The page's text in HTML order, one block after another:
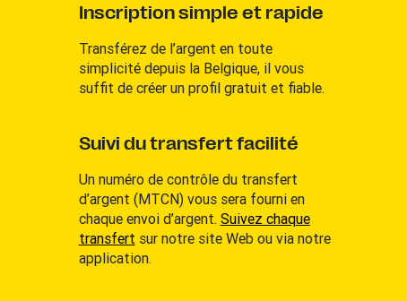
Inscription simple et rapide
Transférez de l’argent en toute
simplicité depuis la Belgique, il vous
suffit de créer un profil gratuit et fiable.
Suivi du transfert facilité
Un numéro de contrôle du transfert
d’argent (MTCN) vous sera fourni en
chaque envoi d’argent. Suivez chaque
transfert sur notre site Web ou via notre
application.